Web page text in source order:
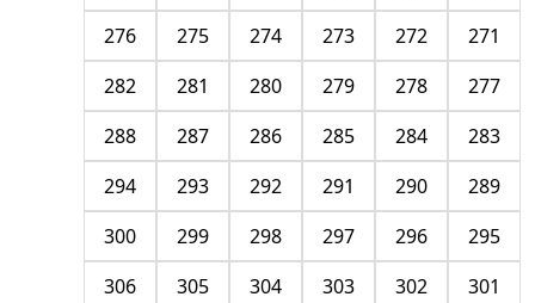
271
272
273
274
275
276
277
278
279
280
281
282
283
284
285
286
287
288
289
290
291
292
293
294
295
296
297
298
299
300
301
302
303
304
305
306